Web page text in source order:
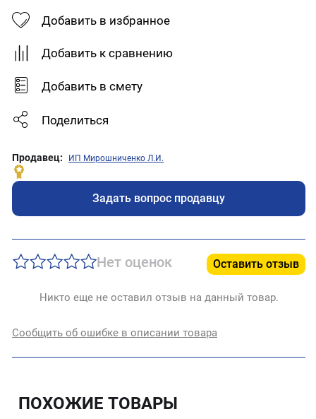
Добавить в избранное
Добавить к сравнению
Добавить в смету
Поделиться
Продавец: ИП Мирошниченко Л.И.
Задать вопрос продавцу
Нет оценок Оставить отзыв
Никто еще не оставил отзыв на данный товар.
Сообщить об ошибке в описании товара
ПОХОЖИЕ ТОВАРЫ